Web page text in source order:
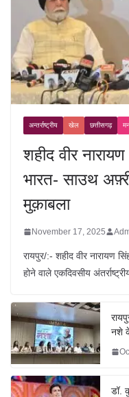
अन्तर्राष्ट्रीय खेल छत्तीसगढ़
शहीद वीर
भारत- साउथ
मुक़ाबला
November 17, 2025
रायपुर/:- शहीद वीर नारायण
होने वाले एकदिवसीय
नशे
डॉ.